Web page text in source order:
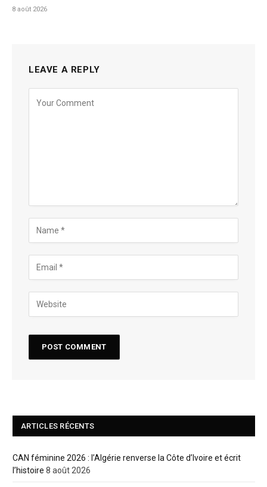
8 août 2026
LEAVE A REPLY
ARTICLES RÉCENTS
CAN féminine 2026 : l’Algérie renverse la Côte d’Ivoire et écrit
l’histoire 8 août 2026